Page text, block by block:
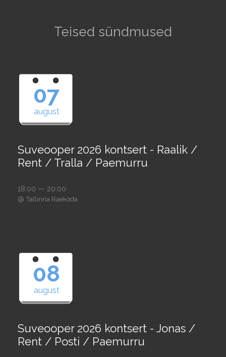
Teised sündmused
07
august
Suveooper 2026 kontsert - Raalik /
Rent / Tralla / Paemurru
18:00 — 20:00
@ Tallinna Raekoda
08
august
Suveooper 2026 kontsert - Jonas /
Rent / Posti / Paemurru